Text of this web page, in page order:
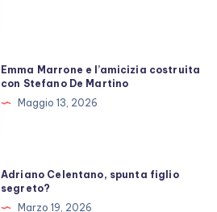
Emma Marrone e l’amicizia costruita
con Stefano De Martino
Maggio 13, 2026
Adriano Celentano, spunta figlio
segreto?
Marzo 19, 2026